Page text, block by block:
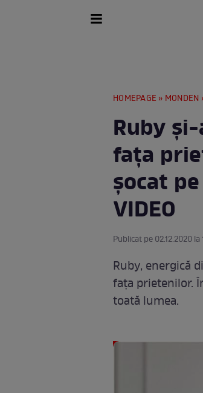
HOMEPAGE » MONDEN
Ruby
fața
șocat
VIDEO
Publicat pe 02.12.2020
Ruby, energică
fața prietenilor.
toată lumea.